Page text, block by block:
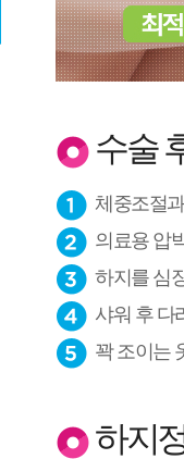
수술
체중조절
의료용 압
하지를 심
샤워 후 다
꽉 조이는
하지